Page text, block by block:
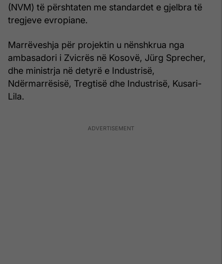
(NVM) të përshtaten me standardet e gjelbra të
tregjeve evropiane.
Marrëveshja për projektin u nënshkrua nga
ambasadori i Zvicrës në Kosovë, Jürg Sprecher,
dhe ministrja në detyrë e Industrisë,
Ndërmarrësisë, Tregtisë dhe Industrisë, Kusari-
Lila.